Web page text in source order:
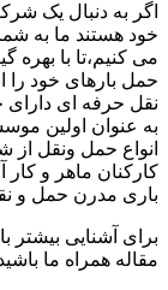
اگر به دنبال یک
خود هستند ما به
می کنیم،تا با بهره
حمل بارهای خود را
نقل حرفه ای
به عنوان اولین
انواع حمل ونقل از
کارکنان ماهر و کار
باری مدرن حمل و
برای آشنایی بیشتر
مقاله همراه ما